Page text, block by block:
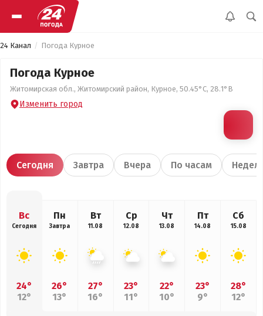
24 Канал Погода Курное
Погода Курное
Житомирская обл., Житомирский район, Курное, 50.45°С, 28.1°В
Изменить город
Сегодня Завтра Вчера По часам
Вс
Сегодня
24°
12°
Пн
Завтра
26°
13°
Вт
11.08
27°
16°
Ср
12.08
23°
11°
Чт
13.08
22°
10°
Пт
14.08
23°
9°
Сб
15.08
28°
12°